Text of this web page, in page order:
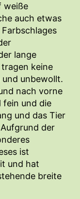
weiße
auch etwas
lange
keine
unbewollt.
nach vorne
fein und die
und das Tier
der
ist
und hat
breite